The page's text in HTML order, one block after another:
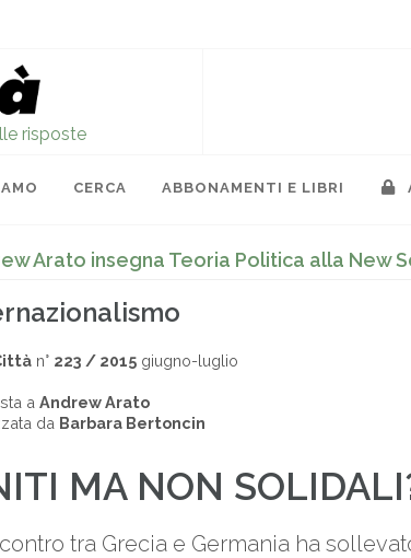
risposte
CERCA ABBONAMENTI E LIBRI
Arato insegna Teoria Politica alla New
n° 223 / 2015 giugno-luglio
a Andrew Arato
da Barbara Bertoncin
MA NON
tra Grecia e Germania ha